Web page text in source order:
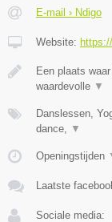
E-mail › Ndigo
Website:
Een plaats
waardevolle ▼
Danslessen,
dance,
▼
Openingstijden
Laatste
Sociale media: